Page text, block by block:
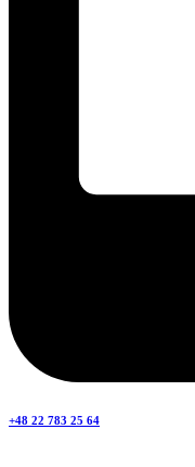
+48 22 783 25 64